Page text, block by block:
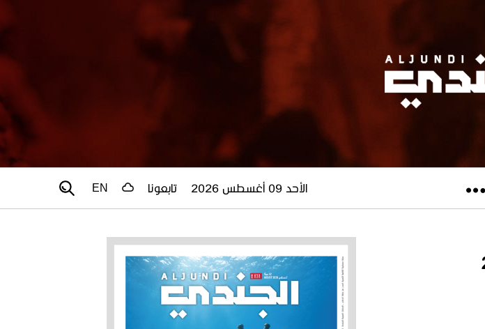
الأحد 09 أغسطس 2026 تابعونا EN